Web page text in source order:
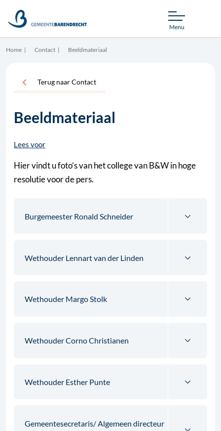
Menu
Home Contact Beeldmateriaal
Terug naar Contact
Beeldmateriaal
Lees voor
Hier vindt u foto’s van het college van B&W in hoge
resolutie voor de pers.
Burgemeester Ronald Schneider
Wethouder Lennart van der Linden
Wethouder Margo Stolk
Wethouder Corno Christianen
Wethouder Esther Punte
Gemeentesecretaris/ Algemeen directeur